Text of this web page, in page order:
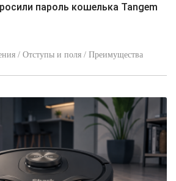
/ Отступы и поля / Преимущества